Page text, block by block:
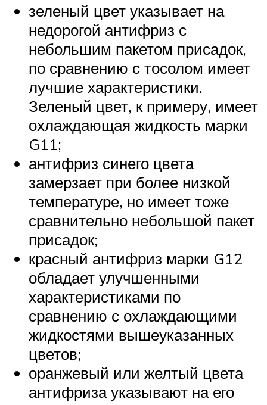
зеленый цвет указывает на
недорогой антифриз с
небольшим пакетом присадок,
по сравнению с тосолом имеет
лучшие характеристики.
Зеленый цвет, к примеру, имеет
охлаждающая жидкость марки
G11;
антифриз синего цвета
замерзает при более низкой
температуре, но имеет тоже
сравнительно небольшой пакет
присадок;
красный антифриз марки G12
обладает улучшенными
характеристиками по
сравнению с охлаждающими
жидкостями вышеуказанных
цветов;
оранжевый или желтый цвета
антифриза указывают на его